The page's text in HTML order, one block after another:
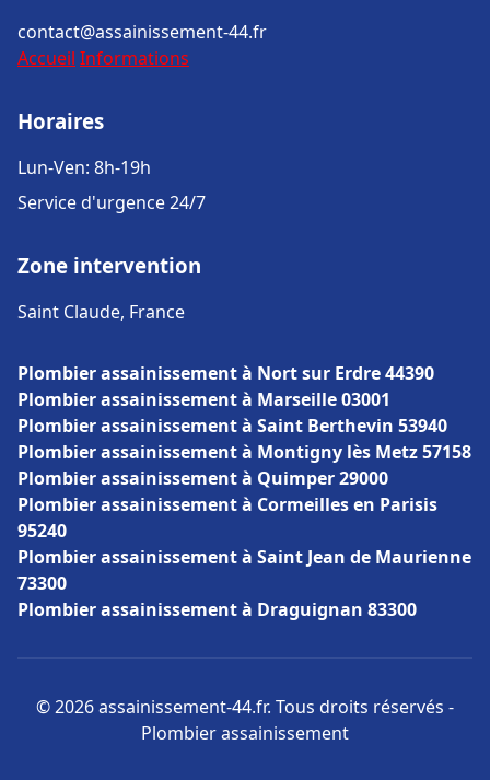
contact@assainissement-44.fr
Accueil Informations
Horaires
Lun-Ven: 8h-19h
Service d'urgence 24/7
Zone intervention
Saint Claude, France
Plombier assainissement à Nort sur Erdre 44390
Plombier assainissement à Marseille 03001
Plombier assainissement à Saint Berthevin 53940
Plombier assainissement à Montigny lès Metz 57158
Plombier assainissement à Quimper 29000
Plombier assainissement à Cormeilles en Parisis
95240
Plombier assainissement à Saint Jean de Maurienne
73300
Plombier assainissement à Draguignan 83300
© 2026 assainissement-44.fr. Tous droits réservés -
Plombier assainissement